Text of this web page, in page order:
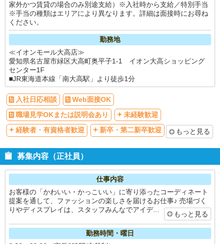
家外かつ賃貸の場合のみ別途支給）※入社時から支給／特別手当
※手当の種類はエリアにより異なります。詳細は面接時にお尋ね
ください。
勤務地
≪イオンモール大高店≫
愛知県名古屋市緑区大高町奥平子1-1 イオン大高ショッピング
センター1F
■JR東海道本線「南大高駅」より徒歩1分
入社日応相談
Web面接OK
職場見学OKまたは説明会あり
未経験歓迎
経験者・有資格者歓迎
新卒・第二新卒歓迎 もっと見る
募集内容（正社員）
仕事内容
お客様の「かわいい・かっこいい」に寄り添ったコーディネート
提案を通して、ファッションの楽しさを届けるお仕事♪ 売場づく
りやディスプレイは、スタッフみんなでアイデ...
もっと見る
勤務時間・曜日